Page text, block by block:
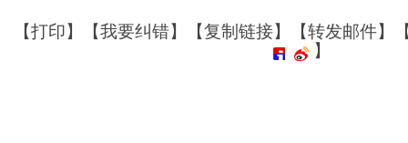
【打印】【我要纠错】【复制链接】【转发邮件】
】